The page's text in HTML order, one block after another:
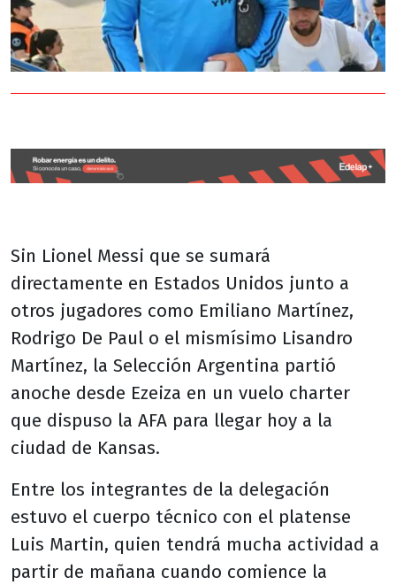
Sin Lionel Messi que se sumará
directamente en Estados Unidos junto a
otros jugadores como Emiliano Martínez,
Rodrigo De Paul o el mismísimo Lisandro
Martínez, la Selección Argentina partió
anoche desde Ezeiza en un vuelo charter
que dispuso la AFA para llegar hoy a la
ciudad de Kansas.
Entre los integrantes de la delegación
estuvo el cuerpo técnico con el platense
Luis Martin, quien tendrá mucha actividad a
partir de mañana cuando comience la